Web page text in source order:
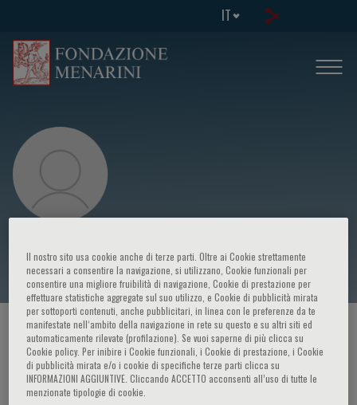
IT
Iain Macdougall
HOME PAGE / CORSI ED EVENTI / RELATORE
Il nostro sito usa cookie anche di terze parti. Oltre ai Cookie strettamente
necessari a consentire la navigazione, si utilizzano, Cookie funzionali per
consentire una migliore fruibilità di navigazione, Cookie di prestazione per
effettuare statistiche aggregate sul suo utilizzo, e Cookie di pubblicità mirata
per sottoporti contenuti, anche pubblicitari, in linea con le preferenze da te
manifestate nell‘ambito della navigazione in rete su questo e su altri siti ed
automaticamente rilevate (profilazione). Se vuoi saperne di più clicca su
Cookie policy. Per inibire i Cookie funzionali, i Cookie di prestazione, i Cookie
di pubblicità mirata e/o i cookie di specifiche terze parti clicca su
INFORMAZIONI AGGIUNTIVE. Cliccando ACCETTO acconsenti all’uso di tutte le
menzionate tipologie di cookie.